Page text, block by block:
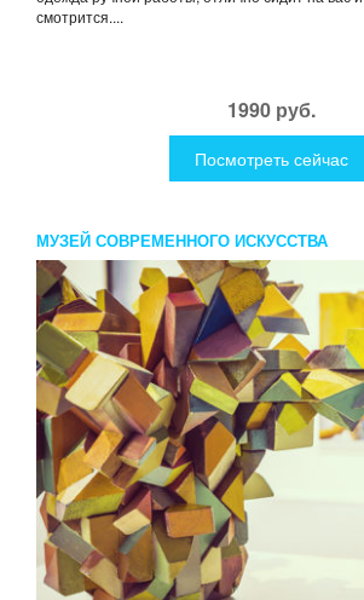
смотрится....
1990 руб.
Посмотреть сейчас
МУЗЕЙ СОВРЕМЕННОГО ИСКУССТВА